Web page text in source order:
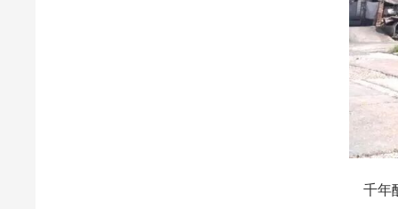
千年酸